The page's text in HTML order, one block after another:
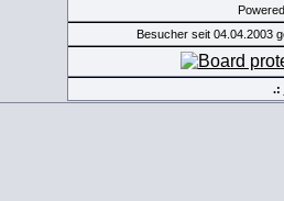
Besucher seit 04.04.2003
.: